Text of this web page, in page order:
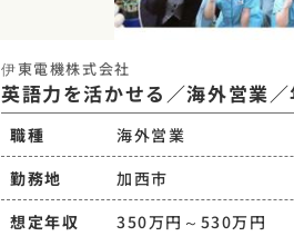
伊東電機株式会社
英語力を活かせる／海外営業
職種
海外営業
勤務地
加西市
想定年収
350万円～530万円